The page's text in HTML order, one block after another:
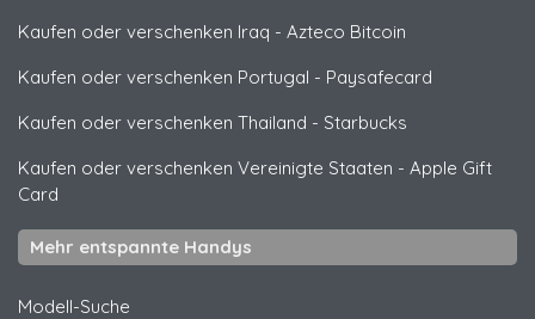
Kaufen oder verschenken Iraq - Azteco Bitcoin
Kaufen oder verschenken Portugal - Paysafecard
Kaufen oder verschenken Thailand - Starbucks
Kaufen oder verschenken Vereinigte Staaten - Apple Gift
Card
Mehr entspannte Handys
Modell-Suche